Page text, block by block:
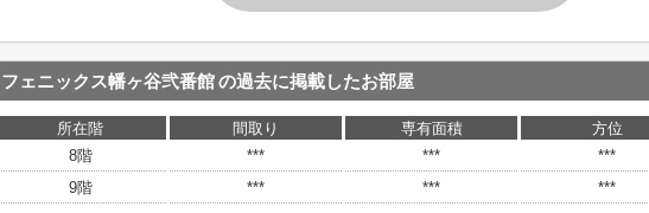
フェニックス幡ヶ谷弐番館の過去に掲載したお部屋
所在階 間取り 専有面積 方位
8階
*** *** ***
9階
*** *** ***